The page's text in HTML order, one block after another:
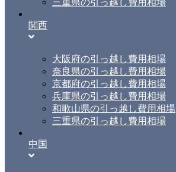
三重県の引っ越し費用相場
関西
大阪府の引っ越し費用相場
奈良県の引っ越し費用相場
京都府の引っ越し費用相場
兵庫県の引っ越し費用相場
和歌山県の引っ越し費用相場
三重県の引っ越し費用相場
中国